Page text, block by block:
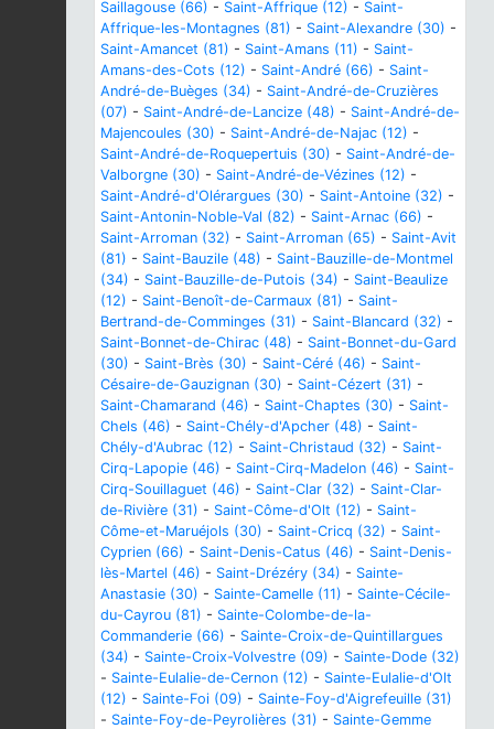
Saillagouse (66) - Saint-Affrique (12) - Saint-
Affrique-les-Montagnes (81) - Saint-Alexandre (30) -
Saint-Amancet (81) - Saint-Amans (11) - Saint-
Amans-des-Cots (12) - Saint-André (66) - Saint-
André-de-Buèges (34) - Saint-André-de-Cruzières
(07) - Saint-André-de-Lancize (48) - Saint-André-de-
Majencoules (30) - Saint-André-de-Najac (12) -
Saint-André-de-Roquepertuis (30) - Saint-André-de-
Valborgne (30) - Saint-André-de-Vézines (12) -
Saint-André-d'Olérargues (30) - Saint-Antoine (32) -
Saint-Antonin-Noble-Val (82) - Saint-Arnac (66) -
Saint-Arroman (32) - Saint-Arroman (65) - Saint-Avit
(81) - Saint-Bauzile (48) - Saint-Bauzille-de-Montmel
(34) - Saint-Bauzille-de-Putois (34) - Saint-Beaulize
(12) - Saint-Benoît-de-Carmaux (81) - Saint-
Bertrand-de-Comminges (31) - Saint-Blancard (32) -
Saint-Bonnet-de-Chirac (48) - Saint-Bonnet-du-Gard
(30) - Saint-Brès (30) - Saint-Céré (46) - Saint-
Césaire-de-Gauzignan (30) - Saint-Cézert (31) -
Saint-Chamarand (46) - Saint-Chaptes (30) - Saint-
Chels (46) - Saint-Chély-d'Apcher (48) - Saint-
Chély-d'Aubrac (12) - Saint-Christaud (32) - Saint-
Cirq-Lapopie (46) - Saint-Cirq-Madelon (46) - Saint-
Cirq-Souillaguet (46) - Saint-Clar (32) - Saint-Clar-
de-Rivière (31) - Saint-Côme-d'Olt (12) - Saint-
Côme-et-Maruéjols (30) - Saint-Cricq (32) - Saint-
Cyprien (66) - Saint-Denis-Catus (46) - Saint-Denis-
lès-Martel (46) - Saint-Drézéry (34) - Sainte-
Anastasie (30) - Sainte-Camelle (11) - Sainte-Cécile-
du-Cayrou (81) - Sainte-Colombe-de-la-
Commanderie (66) - Sainte-Croix-de-Quintillargues
(34) - Sainte-Croix-Volvestre (09) - Sainte-Dode (32)
- Sainte-Eulalie-de-Cernon (12) - Sainte-Eulalie-d'Olt
(12) - Sainte-Foi (09) - Sainte-Foy-d'Aigrefeuille (31)
- Sainte-Foy-de-Peyrolières (31) - Sainte-Gemme